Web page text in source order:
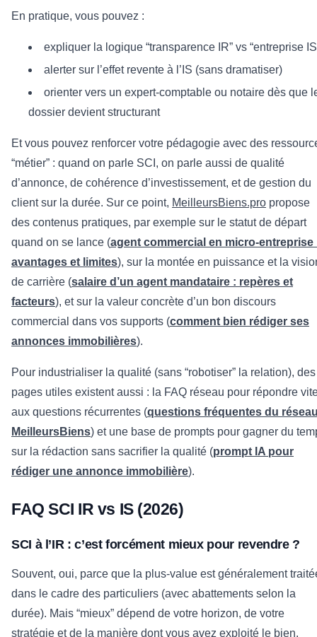
En pratique, vous pouvez :
expliquer la logique “transparence IR” vs “entreprise
alerter sur l’effet revente à l’IS (sans dramatiser)
orienter vers un expert-comptable ou notaire dès que
dossier devient structurant
Et vous pouvez renforcer votre pédagogie avec des
“métier” : quand on parle SCI, on parle aussi de qualité
d’annonce, de cohérence d’investissement, et de gestion du
client sur la durée. Sur ce point, MeilleursBiens.pro propose
des contenus pratiques, par exemple sur le statut de départ
quand on se lance (agent commercial en micro-entreprise
avantages et limites), sur la montée en puissance et la
de carrière (salaire d’un agent mandataire : repères et
facteurs), et sur la valeur concrète d’un bon discours
commercial dans vos supports (comment bien rédiger ses
annonces immobilières).
Pour industrialiser la qualité (sans “robotiser” la relation), des
pages utiles existent aussi : la FAQ réseau pour répondre
aux questions récurrentes (questions fréquentes du
MeilleursBiens) et une base de prompts pour gagner du
sur la rédaction sans sacrifier la qualité (prompt IA pour
rédiger une annonce immobilière).
FAQ SCI IR vs IS (2026)
SCI à l’IR : c’est forcément mieux pour revendre ?
Souvent, oui, parce que la plus-value est généralement
dans le cadre des particuliers (avec abattements selon la
durée). Mais “mieux” dépend de votre horizon, de votre
stratégie et de la manière dont vous avez exploité le bien.